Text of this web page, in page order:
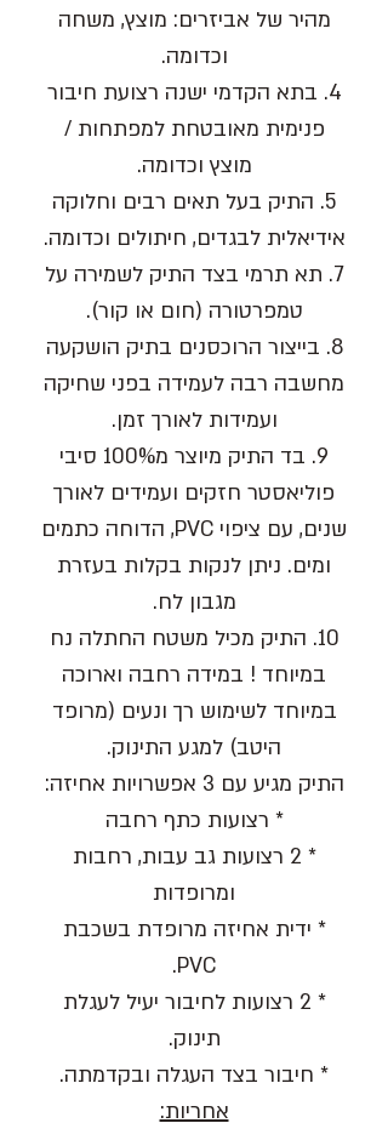
מהיר של אביזרים: מוצץ, משחה
וכדומה.
4. בתא הקדמי ישנה רצועת חיבור
פנימית מאובטחת למפתחות /
מוצץ וכדומה.
5. התיק בעל תאים רבים וחלוקה
אידיאלית לבגדים, חיתולים וכדומה.
7. תא תרמי בצד התיק לשמירה על
טמפרטורה (חום או קור).
8. בייצור הרוכסנים בתיק הושקעה
מחשבה רבה לעמידה בפני שחיקה
ועמידות לאורך זמן.
9.
בד התיק מיוצר מ100% סיבי
פוליאסטר חזקים ועמידים לאורך
שנים, עם ציפוי PVC, הדוחה כתמים
ומים. ניתן לנקות בקלות בעזרת
מגבון לח.
10. התיק מכיל משטח החתלה נח
במיוחד ! במידה רחבה וארוכה
במיוחד לשימוש רך ונעים (מרופד
היטב) למגע התינוק.
התיק מגיע עם 3 אפשרויות אחיזה:
* רצועות כתף רחבה
* 2 רצועות גב עבות, רחבות
ומרופדות
* ידית אחיזה מרופדת בשכבת
PVC.
* 2 רצועות לחיבור יעיל לעגלת
תינוק.
* חיבור בצד העגלה ובקדמתה.
אחריות: